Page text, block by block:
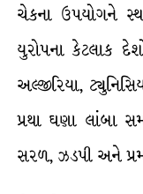
ચેકના ઉપયોગને
યુરોપના કેટલાક
અલ્જીરિયા,
પ્રથા ઘણા લાંબા
સરળ, ઝડપી અને